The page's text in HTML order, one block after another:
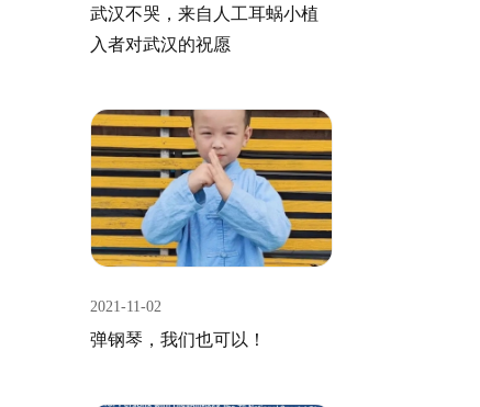
武汉不哭，来自人工耳蜗小植
入者对武汉的祝愿
2021-11-02
弹钢琴，我们也可以！